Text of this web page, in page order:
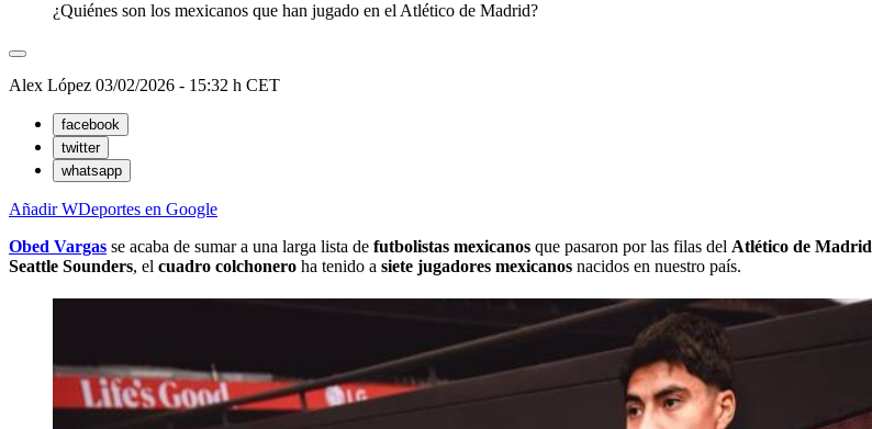
¿Quiénes son los mexicanos que han jugado en el Atlético de Madrid?
Alex López 03/02/2026 - 15:32 h CET
facebook
twitter
whatsapp
Añadir WDeportes en Google
Obed Vargas se acaba de sumar a una larga lista de futbolistas mexicanos que pasaron por las filas del Atlético de Madrid
Seattle Sounders, el cuadro colchonero ha tenido a siete jugadores mexicanos nacidos en nuestro país.